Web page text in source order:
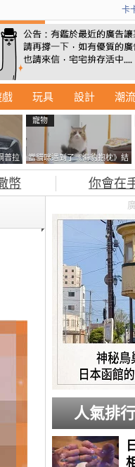
卡
戲 玩具 設計 潮流
普拉
思廣
寵物
當貓咪遇到了《海豹抱枕》結
果玩了10天後，海豹一整個走
幣 你會在
人氣排行